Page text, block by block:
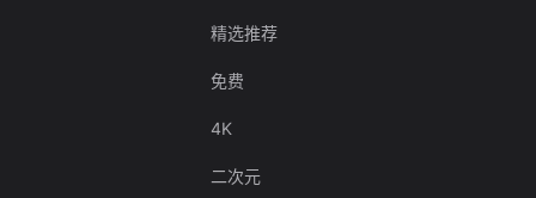
精选推荐
免费
4K
二次元